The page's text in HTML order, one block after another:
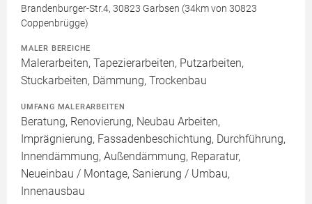
Brandenburger-Str.4, 30823 Garbsen (34km von 30823
Coppenbrügge)
MALER BEREICHE
Malerarbeiten, Tapezierarbeiten, Putzarbeiten,
Stuckarbeiten, Dämmung, Trockenbau
UMFANG MALERARBEITEN
Beratung, Renovierung, Neubau Arbeiten,
Imprägnierung, Fassadenbeschichtung, Durchführung,
Innendämmung, Außendämmung, Reparatur,
Neueinbau / Montage, Sanierung / Umbau,
Innenausbau